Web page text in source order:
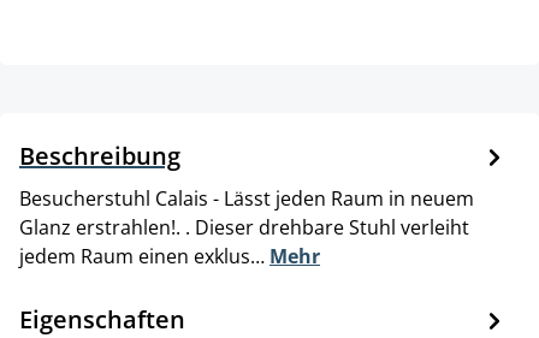
Beschreibung
Besucherstuhl Calais - Lässt jeden Raum in neuem
Glanz erstrahlen!. . Dieser drehbare Stuhl verleiht
jedem Raum einen exklus… Mehr
Eigenschaften